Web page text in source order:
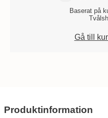
Baserat på
Gå till
Produktinformation